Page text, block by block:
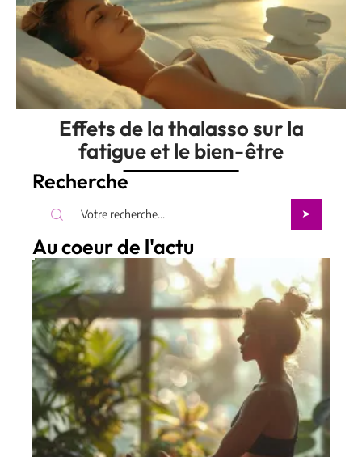
Effets de la thalasso sur la
fatigue et le bien-être
Recherche
Au coeur de l'actu